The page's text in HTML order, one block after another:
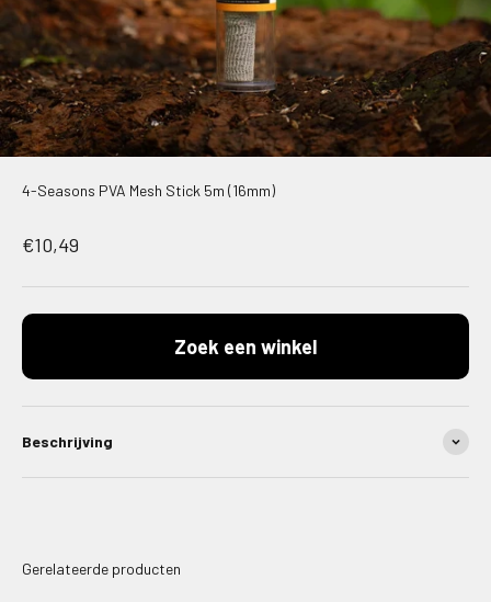
4-Seasons PVA Mesh Stick 5m (16mm)
Aanbiedingsprijs
€10,49
Zoek een winkel
Beschrijving